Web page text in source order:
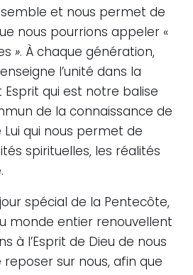
et nous permet de
nous pourrions appeler «
». À chaque génération,
l’unité dans la
Esprit qui est notre balise
de la connaissance de
Lui qui nous permet de
spirituelles, les réalités
jour spécial de la Pentecôte,
monde entier renouvellent
à l’Esprit de Dieu de nous
sur nous, afin que